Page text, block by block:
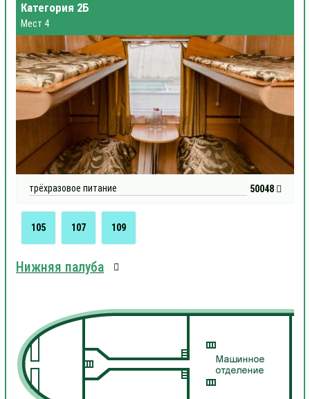
Категория 2Б
Мест 4
трёхразовое питание 50048
105 107 109
Нижняя палуба